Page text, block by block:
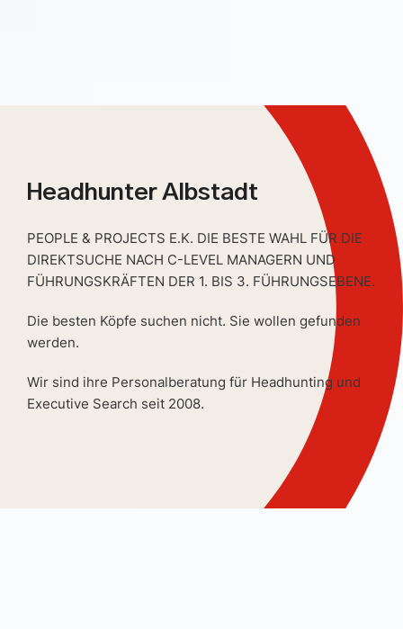
Headhunter Albstadt
PEOPLE & PROJECTS E.K. DIE BESTE WAHL FÜR DIE
DIREKTSUCHE NACH C-LEVEL MANAGERN UND
FÜHRUNGSKRÄFTEN DER 1. BIS 3. FÜHRUNGSEBENE.
Die besten Köpfe suchen nicht. Sie wollen gefunden
werden.
Wir sind ihre Personalberatung für Headhunting und
Executive Search seit 2008.